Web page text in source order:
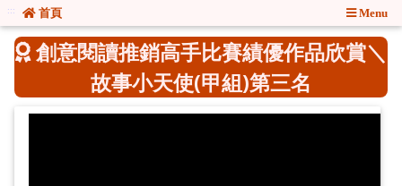
::: 首頁 Menu
創意閱讀推銷高手比賽績優作品欣賞＼
故事小天使(甲組)第三名